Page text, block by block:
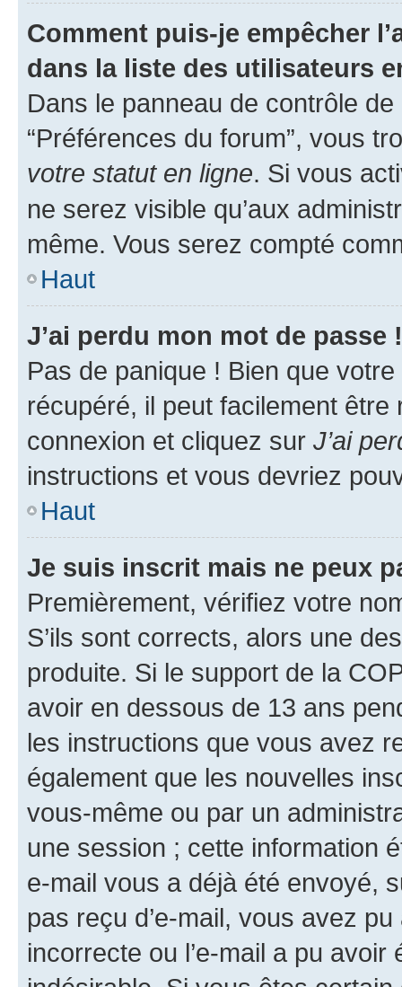
Comment puis-je empêcher
dans la liste des utilisateurs
Dans le panneau de contrôle
“Préférences du forum”, vous
votre statut en ligne. Si vous
ne serez visible qu’aux
même. Vous serez compté
Haut
J’ai perdu mon mot de passe !
Pas de panique ! Bien que
récupéré, il peut facilement
connexion et cliquez sur J’ai
instructions et vous devriez
Haut
Je suis inscrit mais ne peux
Premièrement, vérifiez votre
S’ils sont corrects, alors une
produite. Si le support de la
avoir en dessous de 13 ans
les instructions que vous avez
également que les nouvelles
vous-même ou par un
une session ; cette information
e-mail vous a déjà été envoyé,
pas reçu d’e-mail, vous avez
incorrecte ou l’e-mail a pu